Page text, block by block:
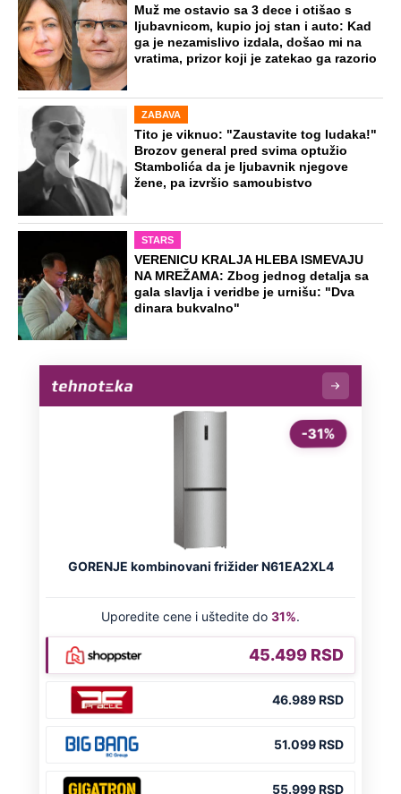
Muž me ostavio sa 3 dece i otišao s
ljubavnicom, kupio joj stan i auto: Kad
ga je nezamislivo izdala, došao mi na
vratima, prizor koji je zatekao ga razorio
ZABAVA
Tito je viknuo: "Zaustavite tog ludaka!"
Brozov general pred svima optužio
Stambolića da je ljubavnik njegove
žene, pa izvršio samoubistvo
STARS
VERENICU KRALJA HLEBA ISMEVAJU
NA MREŽAMA: Zbog jednog detalja sa
gala slavlja i veridbe je urnišu: "Dva
dinara bukvalno"